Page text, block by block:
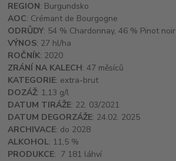
REGION: Burgundsko
AOC: Crémant de Bourgogne
ODRŮDY: 54 % Chardonnay, 46 % Pinot noir
VÝNOS: 27 hl/ha
ROČNÍK: 2020
ZRÁNÍ NA KALECH: 47 měsíců
KATEGORIE: extra-brut
DOZÁŽ: 1,13 g/l
DATUM TIRÁŽE: 22. 03/2021
DATUM DEGORZÁŽE: 24.02. 2025
ARCHIVACE: do 2028
ALKOHOL: 11,5 %
PRODUKCE: 7 181 láhví